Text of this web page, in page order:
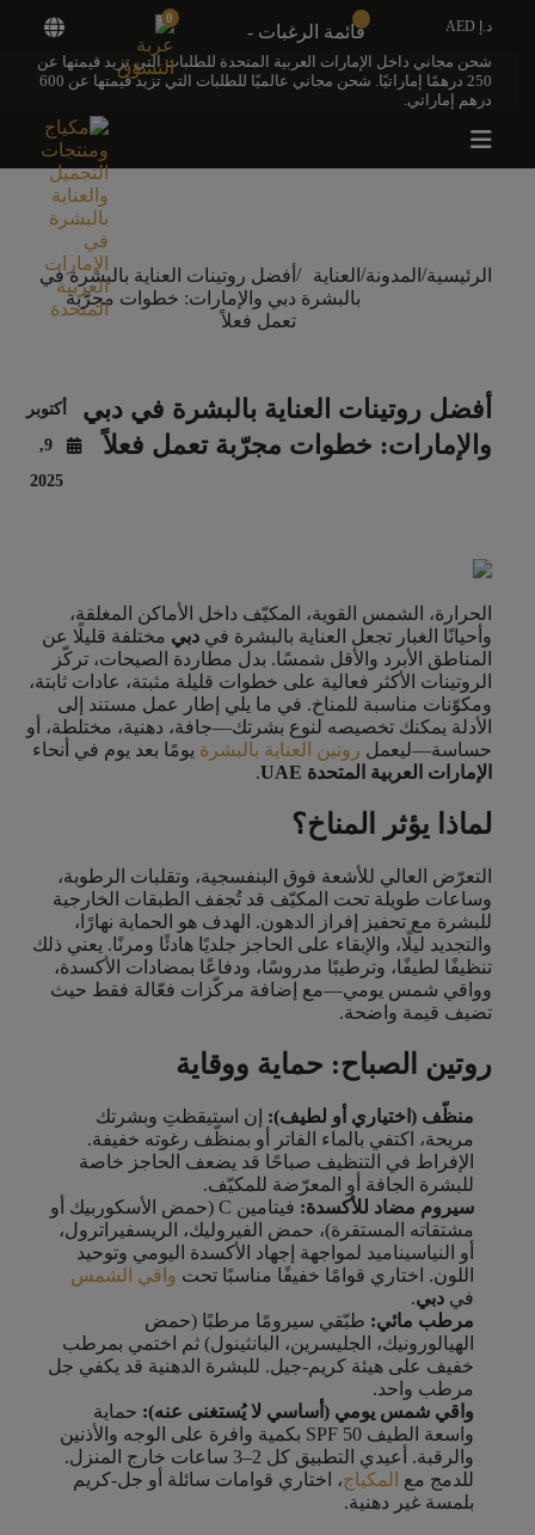
شحن مجاني داخل الإمارات العربية المتحدة للطلبات التي تزيد قيمتها عن
250 درهمًا إماراتيًا. شحن مجاني عالميًا للطلبات التي تزيد قيمتها عن 600
درهم إماراتي.
الرئيسية/المدونة/العناية
بالبشرة
/أفضل روتينات العناية بالبشرة في
دبي والإمارات: خطوات مجرّبة
تعمل فعلاً
أفضل روتينات العناية بالبشرة في دبي
والإمارات: خطوات مجرّبة تعمل فعلاً
أكتوبر
9,
2025
الحرارة، الشمس القوية، المكيّف داخل الأماكن المغلقة،
وأحيانًا الغبار تجعل العناية بالبشرة في دبي مختلفة قليلًا عن
المناطق الأبرد والأقل شمسًا. بدل مطاردة الصيحات، تركّز
الروتينات الأكثر فعالية على خطوات قليلة مثبتة، عادات ثابتة،
ومكوّنات مناسبة للمناخ. في ما يلي إطار عمل مستند إلى
الأدلة يمكنك تخصيصه لنوع بشرتك—جافة، دهنية، مختلطة، أو
حساسة—ليعمل روتين العناية بالبشرة يومًا بعد يوم في أنحاء
الإمارات العربية المتحدة UAE
.
لماذا يؤثر المناخ؟
التعرّض العالي للأشعة فوق البنفسجية، وتقلبات الرطوبة،
وساعات طويلة تحت المكيّف قد تُجفف الطبقات الخارجية
للبشرة مع تحفيز إفراز الدهون. الهدف هو الحماية نهارًا،
والتجديد ليلًا، والإبقاء على الحاجز جلديًا هادئًا ومرنًا. يعني ذلك
تنظيفًا لطيفًا، وترطيبًا مدروسًا، ودفاعًا بمضادات الأكسدة،
وواقي شمس يومي—مع إضافة مركّزات فعّالة فقط حيث
تضيف قيمة واضحة.
روتين الصباح: حماية ووقاية
منظّف (اختياري أو لطيف): إن استيقظتِ وبشرتك
مريحة، اكتفي بالماء الفاتر أو بمنظّف رغوته خفيفة.
الإفراط في التنظيف صباحًا قد يضعف الحاجز خاصة
للبشرة الجافة أو المعرّضة للمكيّف.
سيروم مضاد للأكسدة:
فيتامين C (حمض الأسكوربيك أو
مشتقاته المستقرة)، حمض الفيروليك، الريسفيراترول،
أو النياسيناميد لمواجهة إجهاد الأكسدة اليومي وتوحيد
اللون. اختاري قوامًا خفيفًا مناسبًا تحت واقي الشمس
في دبي.
مرطب مائي: طبّقي سيرومًا مرطبًا (حمض
الهيالورونيك، الجليسرين، البانثينول) ثم اختمي بمرطب
خفيف على هيئة كريم-جيل. للبشرة الدهنية قد يكفي جل
مرطب واحد.
واقي شمس يومي (أساسي لا يُستغنى عنه): حماية
واسعة الطيف SPF 50 بكمية وافرة على الوجه والأذنين
والرقبة. أعيدي التطبيق كل 2–3 ساعات خارج المنزل.
للدمج مع المكياج، اختاري قوامات سائلة أو جل-كريم
بلمسة غير دهنية.
د.إ AED قائمة الرغبات -
0